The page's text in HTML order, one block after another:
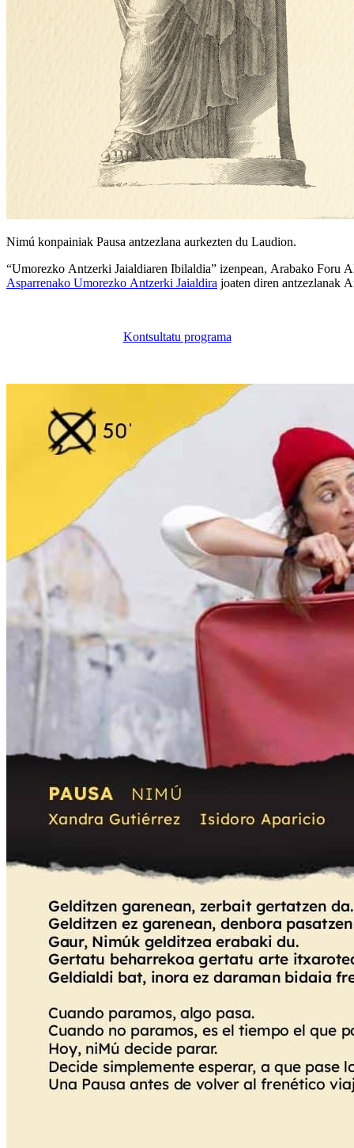
Nimú konpainiak Pausa antzezlana aurkezten du Laudion.
“Umorezko Antzerki Jaialdiaren Ibilaldia” izenpean, Arabako Foru
Asparrenako Umorezko Antzerki Jaialdira joaten diren antzezlanak
Kontsultatu programa